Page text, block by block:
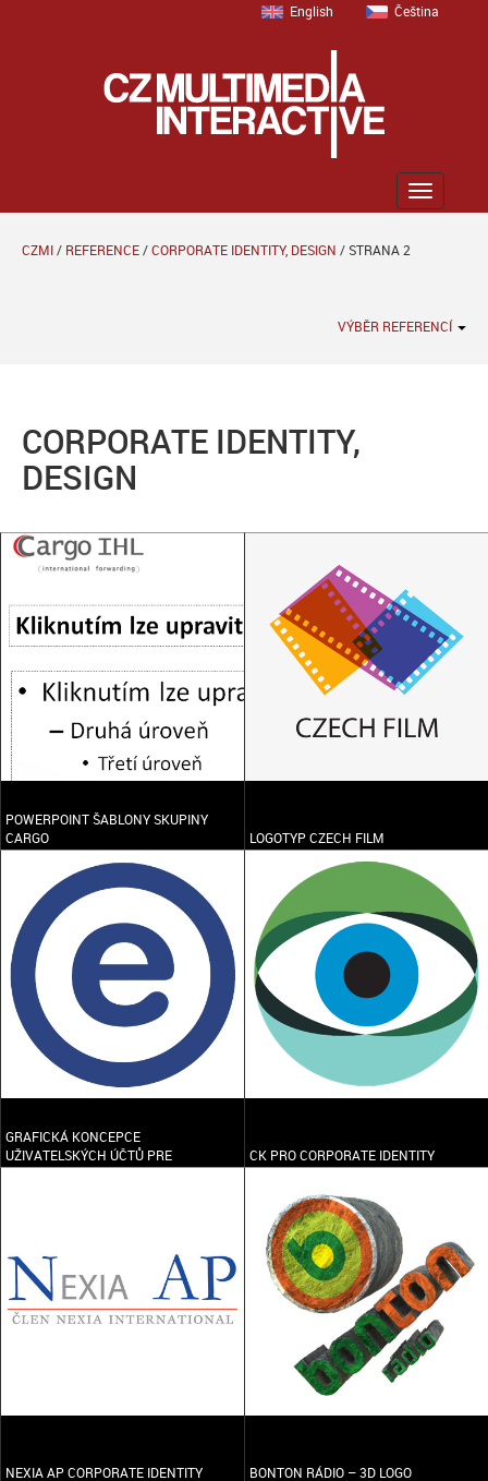
English Čeština
Zobrazit
menu
CZMI/ REFERENCE/CORPORATE IDENTITY, DESIGN / STRANA 2
VÝBĚR REFERENCÍ
CORPORATE IDENTITY,
DESIGN
POWERPOINT ŠABLONY SKUPINY
CARGO
LOGOTYP CZECH FILM
GRAFICKÁ KONCEPCE
UŽIVATELSKÝCH ÚČTŮ PRE
CK PRO CORPORATE IDENTITY
NEXIA AP CORPORATE IDENTITY BONTON RÁDIO – 3D LOGO